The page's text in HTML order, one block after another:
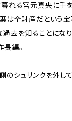
れる宮元真央に手
は全財産だという宝
去を知ることになり
編。
シュリンクを外し